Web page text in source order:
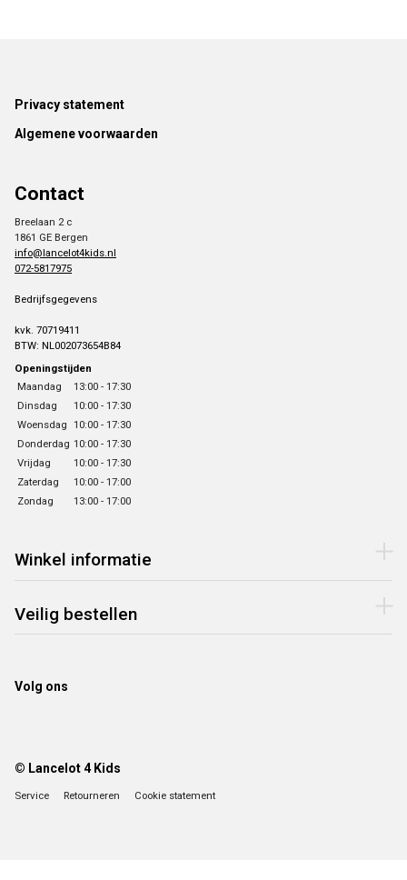
Footer
Privacy statement
Algemene voorwaarden
Contact
Breelaan 2 c
1861 GE Bergen
info@lancelot4kids.nl
072-5817975
Bedrijfsgegevens
kvk. 70719411
BTW: NL002073654B84
Openingstijden
Maandag
13:00 - 17:30
Dinsdag
10:00 - 17:30
Woensdag 10:00 - 17:30
Donderdag 10:00 - 17:30
Vrijdag
10:00 - 17:30
Zaterdag
10:00 - 17:00
Zondag
13:00 - 17:00
Winkel informatie
Veilig bestellen
Volg ons
© Lancelot 4 Kids
Service Retourneren Cookie statement